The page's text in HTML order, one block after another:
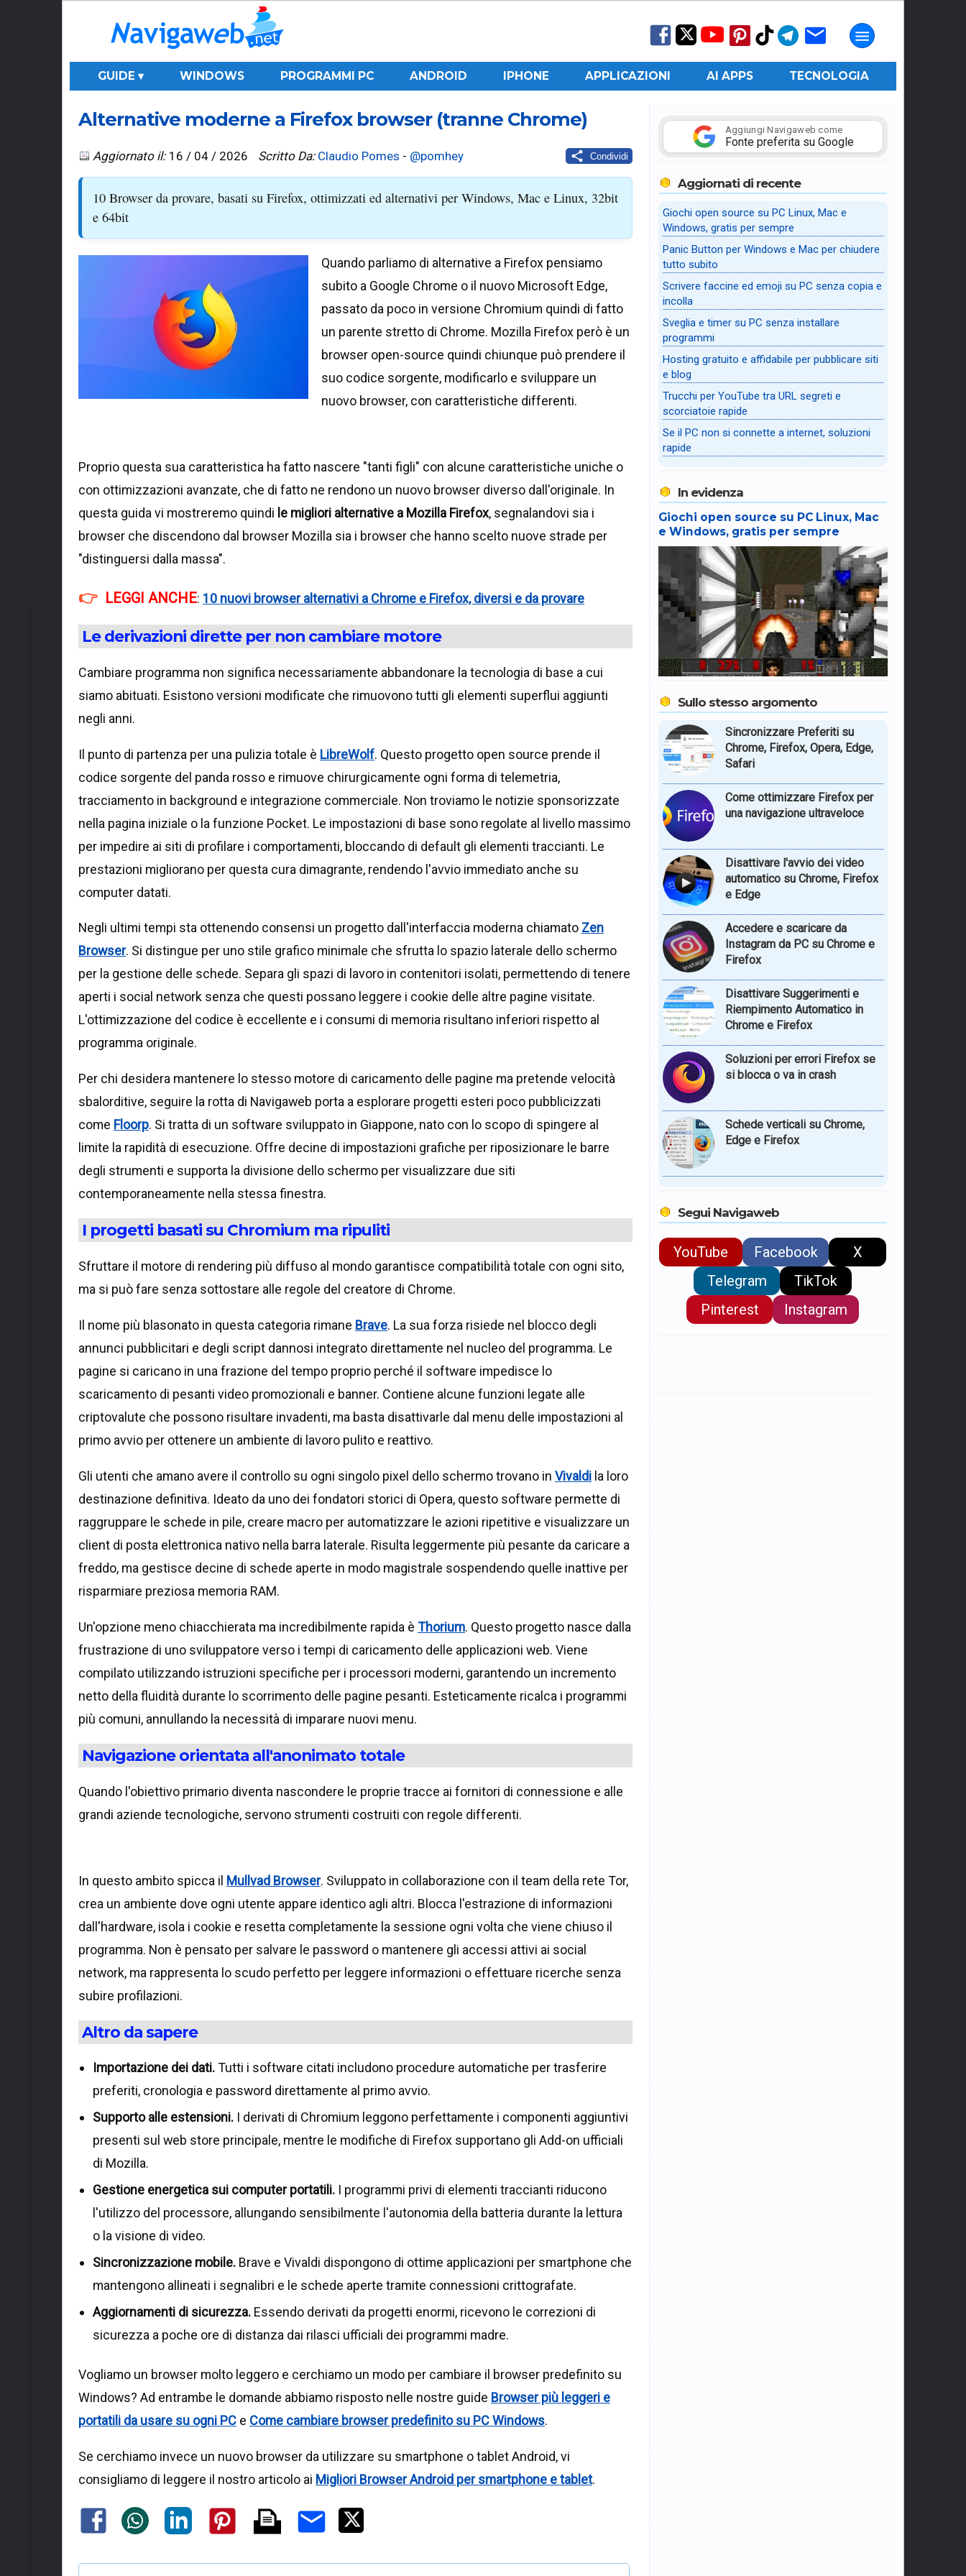
GUIDE ▾ WINDOWS PROGRAMMI PC ANDROID IPHONE APPLICAZIONI AI APPS TECNOLOGIA
Alternative moderne a Firefox browser (tranne Chrome)
Condividi
Aggiornato il: 16 / 04 / 2026 Scritto Da: Claudio Pomes - @pomhey
10 Browser da provare, basati su Firefox, ottimizzati ed alternativi per Windows, Mac e Linux, 32bit
e 64bit
Quando parliamo di alternative a Firefox pensiamo
subito a Google Chrome o il nuovo Microsoft Edge,
passato da poco in versione Chromium quindi di fatto
un parente stretto di Chrome. Mozilla Firefox però è un
browser open-source quindi chiunque può prendere il
suo codice sorgente, modificarlo e sviluppare un
nuovo browser, con caratteristiche differenti.
Proprio questa sua caratteristica ha fatto nascere "tanti figli" con alcune caratteristiche uniche o
con ottimizzazioni avanzate, che di fatto ne rendono un nuovo browser diverso dall'originale. In
questa guida vi mostreremo quindi le migliori alternative a Mozilla Firefox, segnalandovi sia i
browser che discendono dal browser Mozilla sia i browser che hanno scelto nuove strade per
"distinguersi dalla massa".
LEGGI ANCHE: 10 nuovi browser alternativi a Chrome e Firefox, diversi e da provare
Le derivazioni dirette per non cambiare motore
Cambiare programma non significa necessariamente abbandonare la tecnologia di base a cui
siamo abituati. Esistono versioni modificate che rimuovono tutti gli elementi superflui aggiunti
negli anni.
Il punto di partenza per una pulizia totale è LibreWolf. Questo progetto open source prende il
codice sorgente del panda rosso e rimuove chirurgicamente ogni forma di telemetria,
tracciamento in background e integrazione commerciale. Non troviamo le notizie sponsorizzate
nella pagina iniziale o la funzione Pocket. Le impostazioni di base sono regolate al livello massimo
per impedire ai siti di profilare i comportamenti, bloccando di default gli elementi traccianti. Le
prestazioni migliorano per questa cura dimagrante, rendendo l'avvio immediato anche su
computer datati.
Negli ultimi tempi sta ottenendo consensi un progetto dall'interfaccia moderna chiamato Zen
Browser. Si distingue per uno stile grafico minimale che sfrutta lo spazio laterale dello schermo
per la gestione delle schede. Separa gli spazi di lavoro in contenitori isolati, permettendo di tenere
aperti i social network senza che questi possano leggere i cookie delle altre pagine visitate.
L'ottimizzazione del codice è eccellente e i consumi di memoria risultano inferiori rispetto al
programma originale.
Per chi desidera mantenere lo stesso motore di caricamento delle pagine ma pretende velocità
sbalorditive, seguire la rotta di Navigaweb porta a esplorare progetti esteri poco pubblicizzati
come Floorp. Si tratta di un software sviluppato in Giappone, nato con lo scopo di spingere al
limite la rapidità di esecuzione. Offre decine di impostazioni grafiche per riposizionare le barre
degli strumenti e supporta la divisione dello schermo per visualizzare due siti
contemporaneamente nella stessa finestra.
I progetti basati su Chromium ma ripuliti
Sfruttare il motore di rendering più diffuso al mondo garantisce compatibilità totale con ogni sito,
ma si può fare senza sottostare alle regole del creatore di Chrome.
Il nome più blasonato in questa categoria rimane Brave. La sua forza risiede nel blocco degli
annunci pubblicitari e degli script dannosi integrato direttamente nel nucleo del programma. Le
pagine si caricano in una frazione del tempo proprio perché il software impedisce lo
scaricamento di pesanti video promozionali e banner. Contiene alcune funzioni legate alle
criptovalute che possono risultare invadenti, ma basta disattivarle dal menu delle impostazioni al
primo avvio per ottenere un ambiente di lavoro pulito e reattivo.
Gli utenti che amano avere il controllo su ogni singolo pixel dello schermo trovano in Vivaldi la loro
destinazione definitiva. Ideato da uno dei fondatori storici di Opera, questo software permette di
raggruppare le schede in pile, creare macro per automatizzare le azioni ripetitive e visualizzare un
client di posta elettronica nativo nella barra laterale. Risulta leggermente più pesante da caricare a
freddo, ma gestisce decine di schede aperte in modo magistrale sospendendo quelle inattive per
risparmiare preziosa memoria RAM.
Un'opzione meno chiacchierata ma incredibilmente rapida è Thorium. Questo progetto nasce dalla
frustrazione di uno sviluppatore verso i tempi di caricamento delle applicazioni web. Viene
compilato utilizzando istruzioni specifiche per i processori moderni, garantendo un incremento
netto della fluidità durante lo scorrimento delle pagine pesanti. Esteticamente ricalca i programmi
più comuni, annullando la necessità di imparare nuovi menu.
Navigazione orientata all'anonimato totale
Quando l'obiettivo primario diventa nascondere le proprie tracce ai fornitori di connessione e alle
grandi aziende tecnologiche, servono strumenti costruiti con regole differenti.
In questo ambito spicca il Mullvad Browser. Sviluppato in collaborazione con il team della rete Tor,
crea un ambiente dove ogni utente appare identico agli altri. Blocca l'estrazione di informazioni
dall'hardware, isola i cookie e resetta completamente la sessione ogni volta che viene chiuso il
programma. Non è pensato per salvare le password o mantenere gli accessi attivi ai social
network, ma rappresenta lo scudo perfetto per leggere informazioni o effettuare ricerche senza
subire profilazioni.
Altro da sapere
Importazione dei dati. Tutti i software citati includono procedure automatiche per trasferire
preferiti, cronologia e password direttamente al primo avvio.
Supporto alle estensioni. I derivati di Chromium leggono perfettamente i componenti aggiuntivi
presenti sul web store principale, mentre le modifiche di Firefox supportano gli Add-on ufficiali
di Mozilla.
Gestione energetica sui computer portatili. I programmi privi di elementi traccianti riducono
l'utilizzo del processore, allungando sensibilmente l'autonomia della batteria durante la lettura
o la visione di video.
Sincronizzazione mobile. Brave e Vivaldi dispongono di ottime applicazioni per smartphone che
mantengono allineati i segnalibri e le schede aperte tramite connessioni crittografate.
Aggiornamenti di sicurezza. Essendo derivati da progetti enormi, ricevono le correzioni di
sicurezza a poche ore di distanza dai rilasci ufficiali dei programmi madre.
Vogliamo un browser molto leggero e cerchiamo un modo per cambiare il browser predefinito su
Windows? Ad entrambe le domande abbiamo risposto nelle nostre guide Browser più leggeri e
portatili da usare su ogni PC e Come cambiare browser predefinito su PC Windows.
Se cerchiamo invece un nuovo browser da utilizzare su smartphone o tablet Android, vi
consigliamo di leggere il nostro articolo ai Migliori Browser Android per smartphone e tablet.
Aggiungi Navigaweb come
Fonte preferita su Google
Aggiornati di recente
Giochi open source su PC Linux, Mac e
Windows, gratis per sempre
Panic Button per Windows e Mac per chiudere
tutto subito
Scrivere faccine ed emoji su PC senza copia e
incolla
Sveglia e timer su PC senza installare
programmi
Hosting gratuito e affidabile per pubblicare siti
e blog
Trucchi per YouTube tra URL segreti e
scorciatoie rapide
Se il PC non si connette a internet, soluzioni
rapide
In evidenza
Giochi open source su PC Linux, Mac
e Windows, gratis per sempre
Sullo stesso argomento
Sincronizzare Preferiti su
Chrome, Firefox, Opera, Edge,
Safari
Come ottimizzare Firefox per
una navigazione ultraveloce
Disattivare l'avvio dei video
automatico su Chrome, Firefox
e Edge
Accedere e scaricare da
Instagram da PC su Chrome e
Firefox
Disattivare Suggerimenti e
Riempimento Automatico in
Chrome e Firefox
Soluzioni per errori Firefox se
si blocca o va in crash
Schede verticali su Chrome,
Edge e Firefox
Segui Navigaweb
YouTube Facebook
X
Telegram
TikTok
Pinterest
Instagram